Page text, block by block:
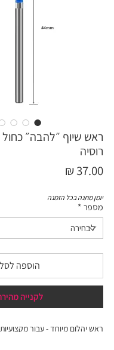
ראש שיוף ״להבה״
רוסיה
יומן מתנה בכל הזמנה
מספר *
הוספה לסל
לקנייה
ראש יהלום מיוחד - עבור